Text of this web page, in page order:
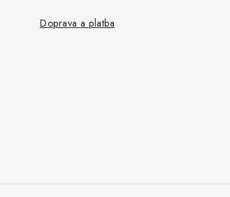
Doprava a platba